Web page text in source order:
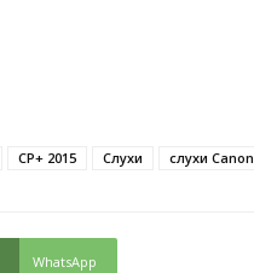
CP+ 2015 Слухи слухи Canon
WhatsApp